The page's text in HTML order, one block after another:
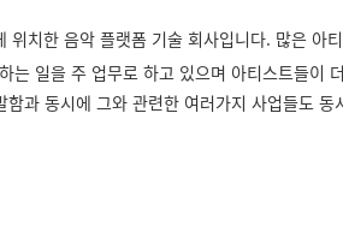
위치한 음악 플랫폼 기술 회사입니다. 많은 아
는 일을 주 업무로 하고 있으며 아티스트들이
과 동시에 그와 관련한 여러가지 사업들도 동